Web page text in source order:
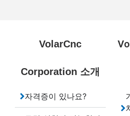
VolarCnc
Corporation 소개
자격증이 있나요?